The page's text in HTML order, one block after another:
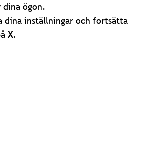
ögon.
dina inställningar och fortsätta
X.